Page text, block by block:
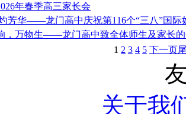
年春季高三家长会
芳华——龙门高中庆祝第116个“三八”国际
，万物生——龙门高中致全体师生及家长
1 2 3 4 5 下一页
关于我